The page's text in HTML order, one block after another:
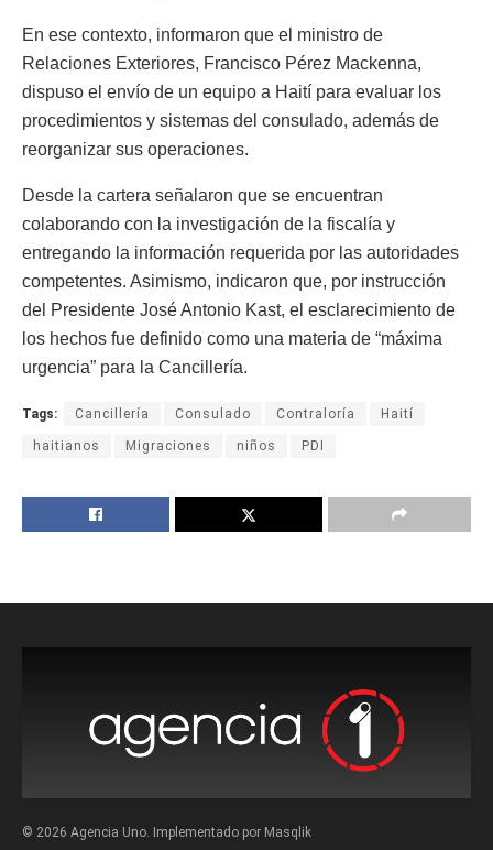
En ese contexto, informaron que el ministro de
Relaciones Exteriores, Francisco Pérez Mackenna,
dispuso el envío de un equipo a Haití para evaluar los
procedimientos y sistemas del consulado, además de
reorganizar sus operaciones.
Desde la cartera señalaron que se encuentran
colaborando con la investigación de la fiscalía y
entregando la información requerida por las autoridades
competentes. Asimismo, indicaron que, por instrucción
del Presidente José Antonio Kast, el esclarecimiento de
los hechos fue definido como una materia de “máxima
urgencia” para la Cancillería.
Tags: Cancillería Consulado Contraloría Haití
haitianos Migraciones niños PDI
© 2026 Agencia Uno. Implementado por Masqlik